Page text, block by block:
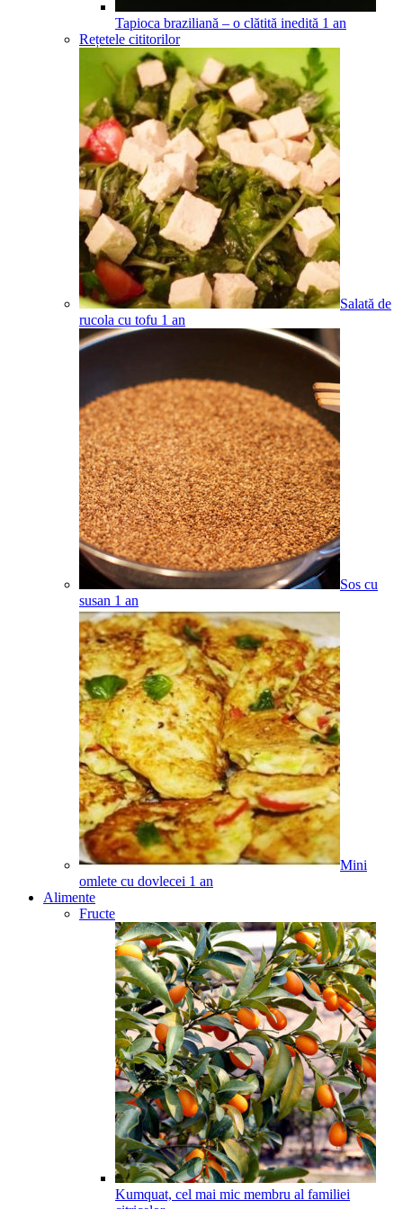
Tapioca braziliană – o clătită inedită 1 an
Rețetele cititorilor
Salată de
rucola cu tofu 1 an
Sos cu
susan 1 an
Mini
omlete cu dovlecei 1 an
Alimente
Fructe
Kumquat, cel mai mic membru al familiei